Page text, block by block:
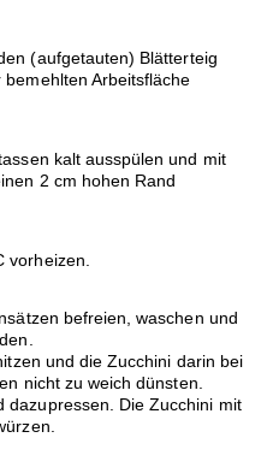
(aufgetauten) Blätterteig
Arbeitsfläche
kalt ausspülen und mit
2 cm hohen Rand
vorheizen.
befreien, waschen und
und die Zucchini darin bei
nicht zu weich dünsten.
dazupressen. Die Zucchini mit